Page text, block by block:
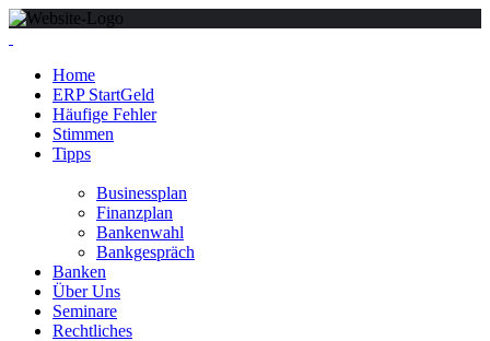
Home
ERP StartGeld
Häufige Fehler
Stimmen
Tipps
Businessplan
Finanzplan
Bankenwahl
Bankgespräch
Banken
Über Uns
Seminare
Rechtliches